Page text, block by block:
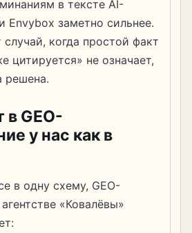
в тексте AI-
Envybox заметно сильнее.
случай, когда простой факт
цитируется» не означает,
решена.
в GEO-
у нас как в
в одну схему, GEO-
«Ковалёвы»